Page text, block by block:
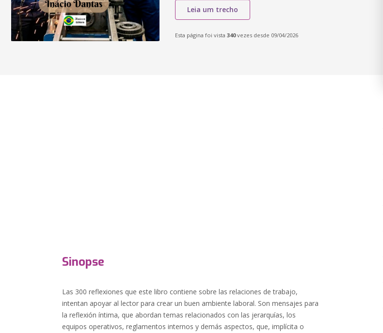
Leia um trecho
Esta página foi vista 340vezes desde 09/04/2026
Sinopse
Las 300 reflexiones que este libro contiene sobre las relaciones de trabajo,
intentan apoyar al lector para crear un buen ambiente laboral. Son mensajes para
la reflexión íntima, que abordan temas relacionados con las jerarquías, los
equipos operativos, reglamentos internos y demás aspectos, que, implícita o